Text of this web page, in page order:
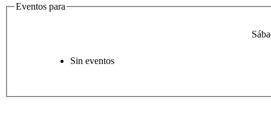
Eventos para
Sin eventos